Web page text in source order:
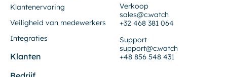
Klantenervaring
Veiligheid van medewerkers
Integraties
Klanten
Verkoop
sales@c.watch
+32 468 381 064
Support
support@c.watch
+48 856 548 431